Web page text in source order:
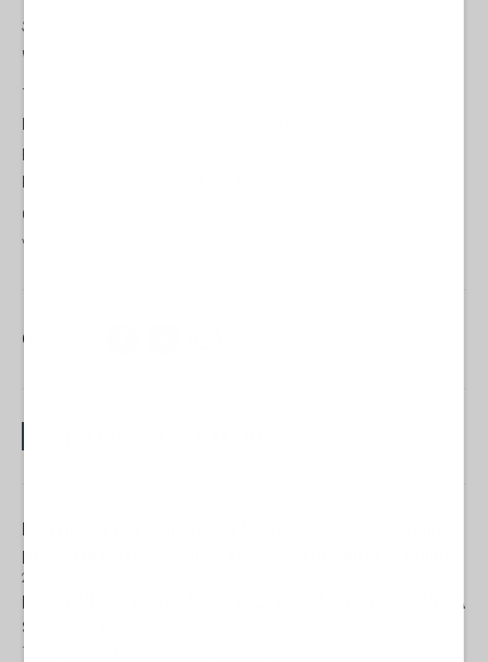
Sì, fratello. Abbiamo bisogno di un cessate il fuoco e di aiuti per
vivere.
—————————-
proietteremo “Isti’mariyah”, documentario sulla resistenza
palestinese, a 20 anni dalla sua realizzazione.
Guarda il trailer:
v=Wqiqh4Bq6LI
Condividi:
La Trilogia del Rimosso di Michelangelo Severgnini,
prodotta da l'AntiDiplomatico, interamente in chiaro
24 Luglio 2026 15:49
IL DOCUMENTARIO "SAIF E LA LIBIA" RIPRESO SULLA
STAMPA LIBICA
14 Luglio 2026 10:00